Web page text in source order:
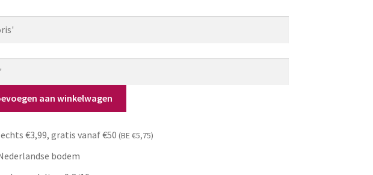
aan winkelwagen
€3,99, gratis vanaf €50 (BE €5,75)
bodem